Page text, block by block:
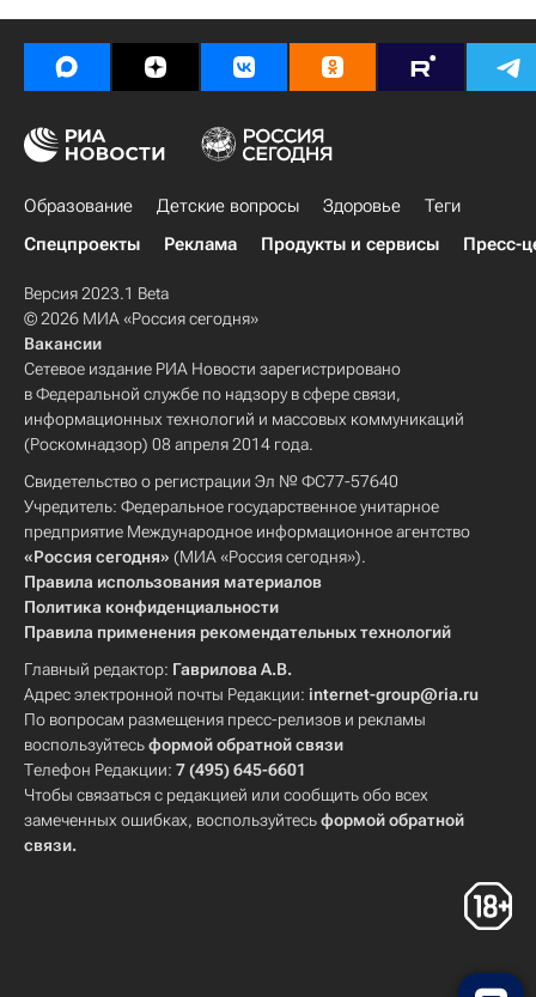
Образование Детские вопросы Здоровье
Теги
Спецпроекты
Реклама Продукты и сервисы Пресс-
Версия 2023.1 Beta
© 2026 МИА «Россия сегодня»
Вакансии
Сетевое издание РИА Новости зарегистрировано
в Федеральной службе по надзору в сфере связи,
информационных технологий и массовых коммуникаций
(Роскомнадзор) 08 апреля 2014 года.
Свидетельство о регистрации Эл № ФС77-57640
Учредитель: Федеральное государственное унитарное
предприятие Международное информационное агентство
«Россия сегодня» (МИА «Россия сегодня»).
Правила использования материалов
Политика конфиденциальности
Правила применения рекомендательных технологий
Главный редактор: Гаврилова А.В.
Адрес электронной почты Редакции: internet-group@ria.ru
По вопросам размещения пресс-релизов и рекламы
воспользуйтесьформой обратной связи
Телефон Редакции: 7 (495) 645-6601
Чтобы связаться с редакцией или сообщить обо всех
замеченных ошибках, воспользуйтесьформой обратной
связи.